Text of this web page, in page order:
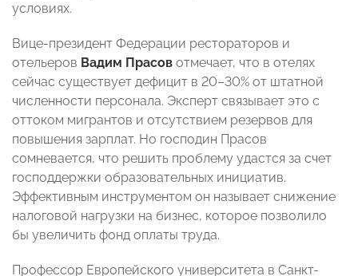
условиях.
Вице-президент Федерации рестораторов и
отельеров Вадим Прасов отмечает, что в отелях
сейчас существует дефицит в 20–30% от штатной
численности персонала. Эксперт связывает это с
оттоком мигрантов и отсутствием резервов для
повышения зарплат. Но господин Прасов
сомневается, что решить проблему удастся за счет
господдержки образовательных инициатив.
Эффективным инструментом он называет снижение
налоговой нагрузки на бизнес, которое позволило
бы увеличить фонд оплаты труда.
Профессор Европейского университета в Санкт-